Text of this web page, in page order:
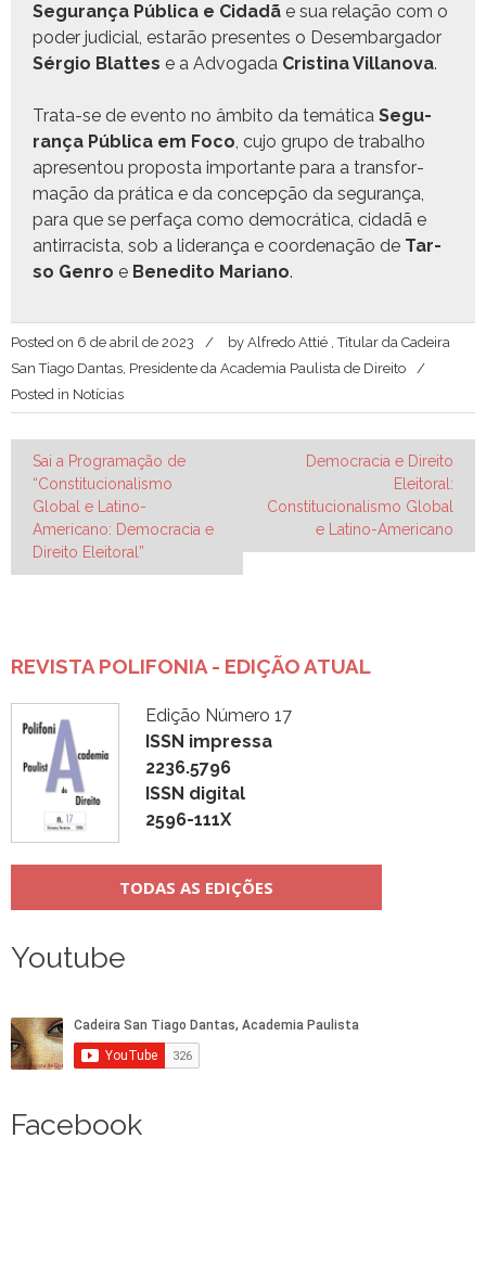
Segu­rança Públi­ca e Cidadã e sua relação com o
poder judi­cial, estarão pre­sentes o Desem­bar­gador
Sér­gio Blattes e a Advo­ga­da Cristi­na Vil­lano­va.
Tra­ta-se de even­to no âmbito da temáti­ca Segu­
rança Públi­ca em Foco, cujo grupo de tra­bal­ho
apre­sen­tou pro­pos­ta impor­tante para a trans­for­
mação da práti­ca e da con­cepção da segu­rança,
para que se per­faça como democráti­ca, cidadã e
antir­racista, sob a lid­er­ança e coor­de­nação de Tar­
so Gen­ro e Bened­i­to Mar­i­ano.
Posted on 6 de abril de 2023 by Alfredo Attié , Titular da Cadeira
San Tiago Dantas, Presidente da Academia Paulista de Direito
Posted in Notícias
Navegação
de
Post
Sai a Programação de
“Constitucionalismo
Global e Latino-
Americano: Democracia e
Direito Eleitoral”
Democracia e Direito
Eleitoral:
Constitucionalismo Global
e Latino-Americano
REVISTA POLIFONIA - EDIÇÃO ATUAL
Edição Número 17
ISSN impressa
2236.5796
ISSN digital
2596-111X
TODAS AS EDIÇÕES
Youtube
Facebook